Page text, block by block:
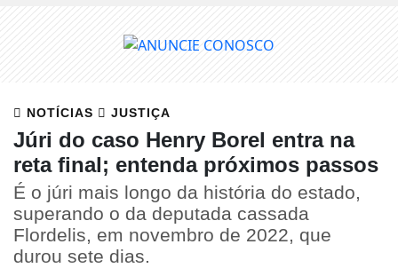
NOTÍCIAS JUSTIÇA
Júri do caso Henry Borel entra na
reta final; entenda próximos passos
É o júri mais longo da história do estado,
superando o da deputada cassada
Flordelis, em novembro de 2022, que
durou sete dias.